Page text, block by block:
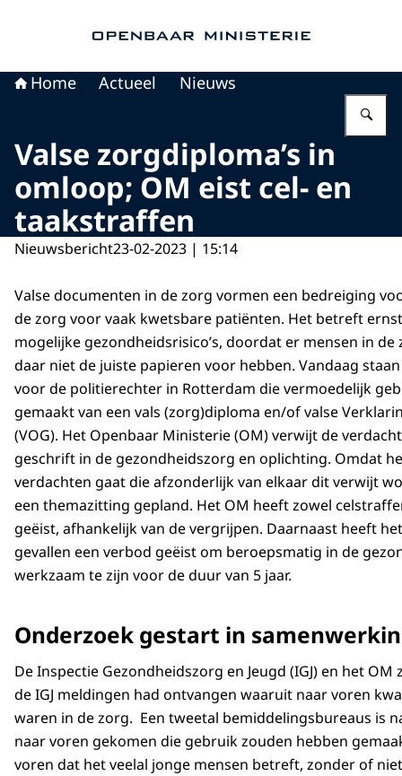
Home Actueel Nieuws
Valse zorgdiploma’s in
omloop; OM eist cel- en
taakstraffen
Nieuwsbericht23-02-2023 | 15:14
Valse documenten in de zorg vormen een bedreiging
de zorg voor vaak kwetsbare patiënten. Het betreft
mogelijke gezondheidsrisico’s, doordat er mensen in
daar niet de juiste papieren voor hebben. Vandaag
voor de politierechter in Rotterdam die vermoedelijk
gemaakt van een vals (zorg)diploma en/of valse
(VOG). Het Openbaar Ministerie (OM) verwijt de
geschrift in de gezondheidszorg en oplichting. Omdat
verdachten gaat die afzonderlijk van elkaar dit verwijt
een themazitting gepland. Het OM heeft zowel
geëist, afhankelijk van de vergrijpen. Daarnaast heeft
gevallen een verbod geëist om beroepsmatig in de
werkzaam te zijn voor de duur van 5 jaar.
Onderzoek gestart in
De Inspectie Gezondheidszorg en Jeugd (IGJ) en het
de IGJ meldingen had ontvangen waaruit naar voren
waren in de zorg. Een tweetal bemiddelingsbureaus is
naar voren gekomen die gebruik zouden hebben
voren dat het veelal jonge mensen betreft, zonder of